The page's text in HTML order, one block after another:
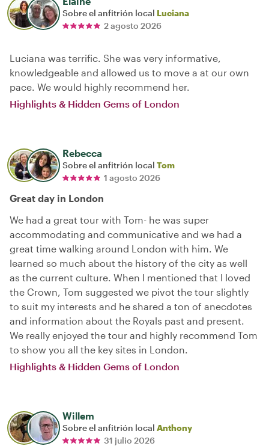
Sobre el anfitrión local Luciana
2 agosto 2026
Luciana was terrific. She was very informative,
knowledgeable and allowed us to move a at our own
pace. We would highly recommend her.
Highlights & Hidden Gems of London
Rebecca
Sobre el anfitrión local Tom
1 agosto 2026
Great day in London
We had a great tour with Tom- he was super
accommodating and communicative and we had a
great time walking around London with him. We
learned so much about the history of the city as well
as the current culture. When I mentioned that I loved
the Crown, Tom suggested we pivot the tour slightly
to suit my interests and he shared a ton of anecdotes
and information about the Royals past and present.
We really enjoyed the tour and highly recommend Tom
to show you all the key sites in London.
Highlights & Hidden Gems of London
Willem
Sobre el anfitrión local Anthony
31 julio 2026